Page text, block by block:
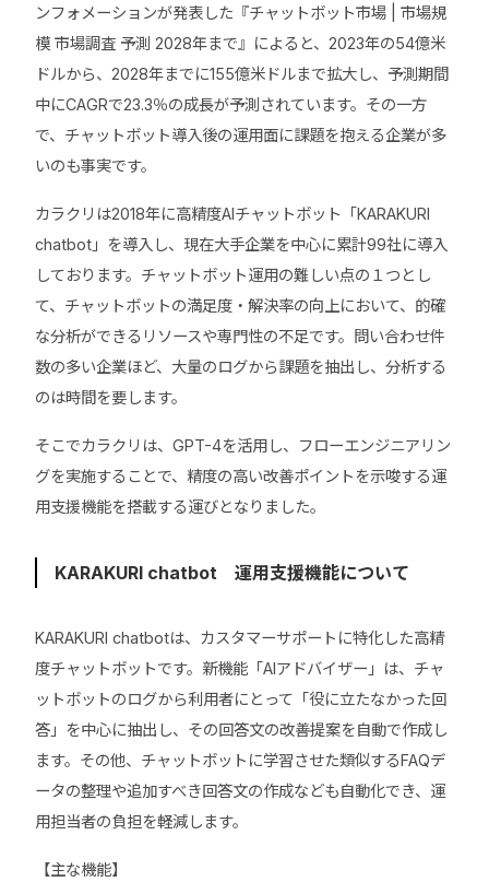
ンフォメーションが発表した『チャットボット市場 | 市場規
模 市場調査 予測 2028年まで』によると、2023年の54億米
ドルから、2028年までに155億米ドルまで拡大し、予測期間
中にCAGRで23.3％の成長が予測されています。その一方
で、チャットボット導入後の運用面に課題を抱える企業が多
いのも事実です。
カラクリは2018年に高精度AIチャットボット「KARAKURI
chatbot」を導入し、現在大手企業を中心に累計99社に導入
しております。チャットボット運用の難しい点の１つとし
て、チャットボットの満足度・解決率の向上において、的確
な分析ができるリソースや専門性の不足です。問い合わせ件
数の多い企業ほど、大量のログから課題を抽出し、分析する
のは時間を要します。
そこでカラクリは、GPT-4を活用し、フローエンジニアリン
グを実施することで、精度の高い改善ポイントを示唆する運
用支援機能を搭載する運びとなりました。
KARAKURI chatbot 運用支援機能について
KARAKURI chatbotは、カスタマーサポートに特化した高精
度チャットボットです。新機能「AIアドバイザー」は、チャ
ットボットのログから利用者にとって「役に立たなかった回
答」を中心に抽出し、その回答文の改善提案を自動で作成し
ます。その他、チャットボットに学習させた類似するFAQデ
ータの整理や追加すべき回答文の作成なども自動化でき、運
用担当者の負担を軽減します。
【主な機能】